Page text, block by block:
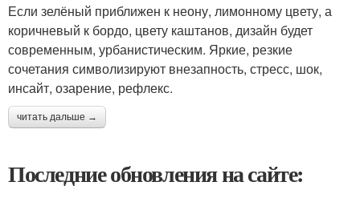
Если зелёный приближен к неону, лимонному цвету, а
коричневый к бордо, цвету каштанов, дизайн будет
современным, урбанистическим. Яркие, резкие
сочетания символизируют внезапность, стресс, шок,
инсайт, озарение, рефлекс.
читать дальше →
Последние обновления на сайте: